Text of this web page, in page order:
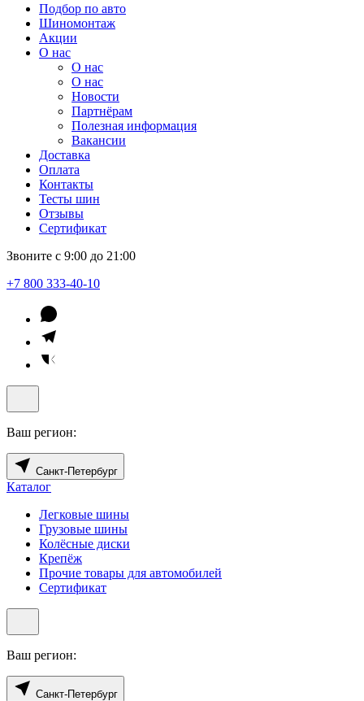
Подбор по авто
Шиномонтаж
Акции
О нас
О нас
О нас
Новости
Партнёрам
Полезная информация
Вакансии
Доставка
Оплата
Контакты
Тесты шин
Отзывы
Сертификат
Звоните с 9:00 до 21:00
+7 800 333-40-10
Ваш регион:
Санкт-Петербург
Каталог
Легковые шины
Грузовые шины
Колёсные диски
Крепёж
Прочие товары для автомобилей
Сертификат
Ваш регион:
Санкт-Петербург